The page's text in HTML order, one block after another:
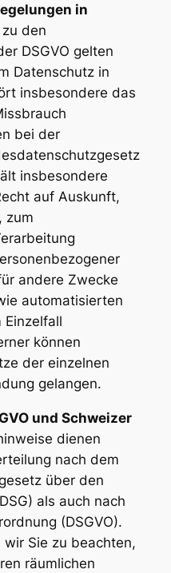
in
den
DSGVO gelten
Datenschutz in
insbesondere das
bei der
insbesondere
auf Auskunft,
zum
andere Zwecke
automatisierten
Einzelfall
können
der einzelnen
gelangen.
und Schweizer
dienen
nach dem
über den
als auch nach
(DSGVO).
Sie zu beachten,
räumlichen